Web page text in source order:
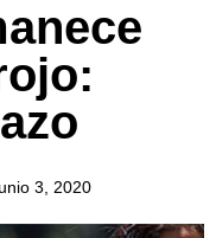
3, 2020